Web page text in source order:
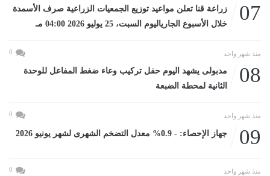
07
زراعة قنا تعلن مواعيد توزيع الجمعيات الزراعية صرف الأسمدة
خلال الأسبوع الجارياليوم السبت، 25 يوليو 2026 04:00 مـ
منذ شهر واحد 0
08
مدبولى يشهد اليوم حفل تركيب وعاء ضغط المفاعل للوحدة
الثانية لمحطة الضبعة
منذ شهر واحد 0
09 جهاز الإحصاء: - 0.9% معدل التضخم الشهرى لشهر يونيو 2026
منذ شهر واحد 0